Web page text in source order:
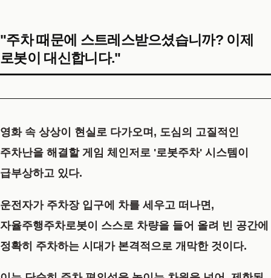
"주차 때문에 스트레스받으셨습니까? 이제
로봇이 대신합니다."
영화 속 상상이 현실로 다가오며, 도심의 고질적인
주차난을 해결할 게임 체인저로 '로봇주차' 시스템이
급부상하고 있다.
운전자가 주차장 입구에 차를 세우고 떠나면,
자율주행주차로봇이 스스로 차량을 들어 올려 빈 공간에
정확히 주차하는 시대가 본격적으로 개막한 것이다.